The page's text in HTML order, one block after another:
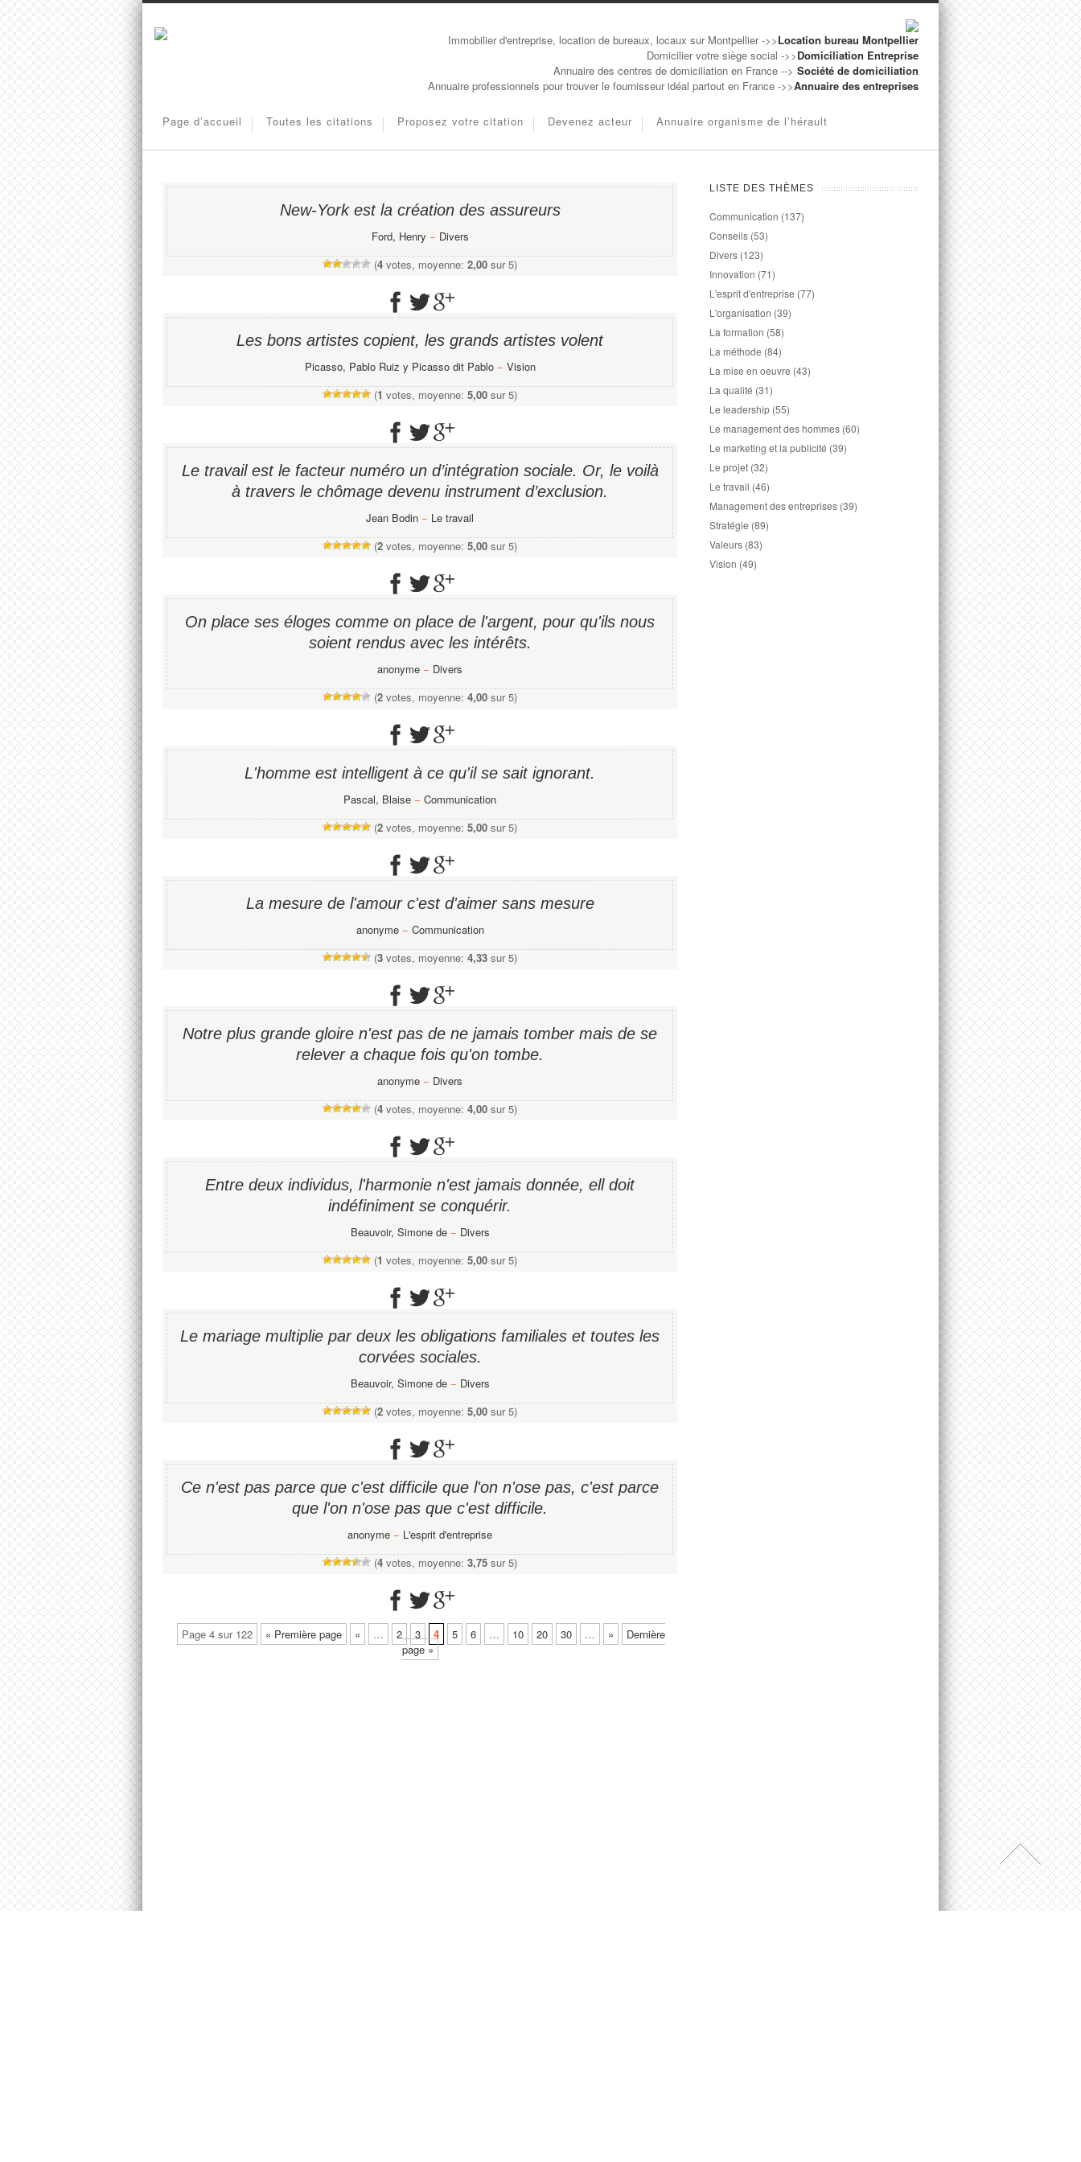
Immobilier d'entreprise, location de bureaux, locaux sur Montpellier ->>Location bureau Montpellier
Domicilier votre siège social ->>Domiciliation Entreprise
Annuaire des centres de domiciliation en France --> Société de domiciliation
Annuaire professionnels pour trouver le fournisseur idéal partout en France ->>Annuaire des entreprises
Page d’accueil Toutes les citations Proposez votre citation Devenez acteur Annuaire organisme de l’hérault
New-York est la création des assureurs
Ford, Henry − Divers
(4 votes, moyenne: 2,00 sur 5)
Les bons artistes copient, les grands artistes volent
Picasso, Pablo Ruiz y Picasso dit Pablo− Vision
(1 votes, moyenne: 5,00 sur 5)
Le travail est le facteur numéro un d’intégration sociale. Or, le voilà
à travers le chômage devenu instrument d’exclusion.
Jean Bodin − Le travail
(2 votes, moyenne: 5,00 sur 5)
On place ses éloges comme on place de l'argent, pour qu'ils nous
soient rendus avec les intérêts.
anonyme − Divers
(2 votes, moyenne: 4,00 sur 5)
L'homme est intelligent à ce qu'il se sait ignorant.
Pascal, Blaise − Communication
(2 votes, moyenne: 5,00 sur 5)
La mesure de l'amour c'est d'aimer sans mesure
anonyme− Communication
(3 votes, moyenne: 4,33 sur 5)
Notre plus grande gloire n'est pas de ne jamais tomber mais de se
relever a chaque fois qu'on tombe.
anonyme − Divers
(4 votes, moyenne: 4,00 sur 5)
Entre deux individus, l'harmonie n'est jamais donnée, ell doit
indéfiniment se conquérir.
Beauvoir, Simone de− Divers
(1 votes, moyenne: 5,00 sur 5)
Le mariage multiplie par deux les obligations familiales et toutes les
corvées sociales.
Beauvoir, Simone de− Divers
(2 votes, moyenne: 5,00 sur 5)
Ce n'est pas parce que c'est difficile que l'on n'ose pas, c'est parce
que l'on n'ose pas que c'est difficile.
anonyme − L'esprit d'entreprise
(4 votes, moyenne: 3,75 sur 5)
Page 4 sur 122 « Première page « … 2 3 4 5 6 … 10 20 30 … »
Dernière
page »
LISTE DES THÈMES
Communication (137)
Conseils (53)
Divers (123)
Innovation (71)
L'esprit d'entreprise (77)
L'organisation (39)
La formation (58)
La méthode (84)
La mise en oeuvre (43)
La qualité (31)
Le leadership (55)
Le management des hommes (60)
Le marketing et la publicité (39)
Le projet (32)
Le travail (46)
Management des entreprises (39)
Stratégie (89)
Valeurs (83)
Vision (49)